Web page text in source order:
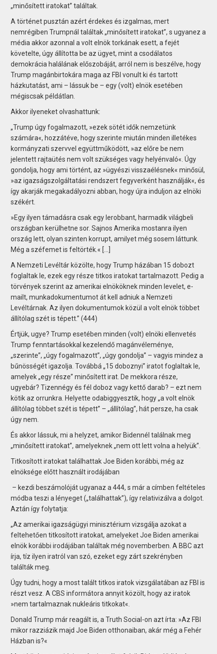
„minősített iratokat” találtak.
A történet pusztán azért érdekes és izgalmas, mert
nemrégiben Trumpnál találtak „minősített iratokat”, s ugyanez a
média akkor azonnal a volt elnök torkának esett, a fejét
követelte, úgy állította be az ügyet, mint a csodálatos
demokrácia halálának előszobáját, arról nem is beszélve, hogy
Trump magánbirtokára maga az FBI vonult ki és tartott
házkutatást, ami – lássuk be – egy (volt) elnök esetében
mégiscsak példátlan.
Akkor ilyeneket olvashattunk:
„Trump úgy fogalmazott, »ezek sötét idők nemzetünk
számára«, hozzátéve, hogy szerinte miután minden illetékes
kormányzati szervvel együttműködött, »az előre be nem
jelentett rajtaütés nem volt szükséges vagy helyénvaló«. Úgy
gondolja, hogy ami történt, az »ügyészi visszaélésnek« minősül,
»az igazságszolgáltatási rendszert fegyverként használják«, és
így akarják megakadályozni abban, hogy újra induljon az elnöki
székért.
»Egy ilyen támadásra csak egy lerobbant, harmadik világbeli
országban kerülhetne sor. Sajnos Amerika mostanra ilyen
ország lett, olyan szinten korrupt, amilyet még sosem láttunk.
Még a széfemet is feltörték.« [...]
A Nemzeti Levéltár közölte, hogy Trump házában 15 dobozt
foglaltak le, ezek egy része titkos iratokat tartalmazott. Pedig a
törvények szerint az amerikai elnököknek minden levelet, e-
mailt, munkadokumentumot át kell adniuk a Nemzeti
Levéltárnak. Az ilyen dokumentumok közül a volt elnök többet
állítólag szét is tépett.” (444)
Értjük, ugye? Trump esetében minden (volt) elnöki ellenvetés
Trump fenntartásokkal kezelendő magánvéleménye,
„szerinte”, „úgy fogalmazott”, „úgy gondolja” – vagyis mindez a
bűnösségét igazolja. Továbbá „15 doboznyi” iratot foglaltak le,
amelyek „egy része” minősített irat. De mekkora része,
ugyebár? Tizennégy és fél doboz vagy kettő darab? – ezt nem
kötik az orrunkra. Helyette odabiggyesztik, hogy „a volt elnök
állítólag többet szét is tépett” – „állítólag”, hát persze, ha csak
úgy nem.
És akkor lássuk, mi a helyzet, amikor Bidennél találnak meg
„minősített iratokat”, amelyeknek „nem ott lett volna a helyük”.
Titkosított iratokat találhattak Joe Biden korábbi, még az
elnöksége előtt használt irodájában
– kezdi beszámolóját ugyanaz a 444, s már a címben feltételes
módba teszi a lényeget („találhattak”), így relativizálva a dolgot.
Aztán így folytatja:
„Az amerikai igazságügyi minisztérium vizsgálja azokat a
feltehetően titkosított iratokat, amelyeket Joe Biden amerikai
elnök korábbi irodájában találtak még novemberben. A BBC azt
írja, tíz ilyen iratról van szó, ezeket egy zárt szekrényben
találták meg.
Úgy tudni, hogy a most talált titkos iratok vizsgálatában az FBI is
részt vesz. A CBS informátora annyit közölt, hogy az iratok
»nem tartalmaznak nukleáris titkokat«.
Donald Trump már reagált is, a Truth Social-on azt írta: »Az FBI
mikor razziázik majd Joe Biden otthonaiban, akár még a Fehér
Házban is?«